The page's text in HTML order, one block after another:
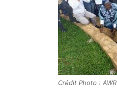
Crédit Photo : AWR